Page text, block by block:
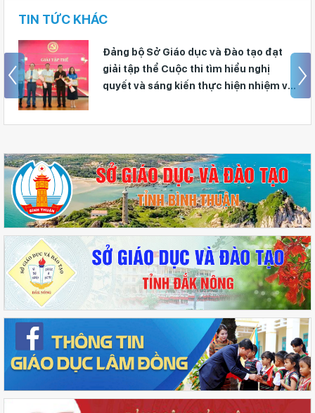
TIN TỨC KHÁC
Đảng bộ Sở Giáo dục và Đào tạo đạt
giải tập thể Cuộc thi tìm hiểu nghị
quyết và sáng kiến thực hiện nhiệm vụ